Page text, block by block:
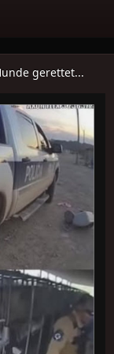
gerettet...